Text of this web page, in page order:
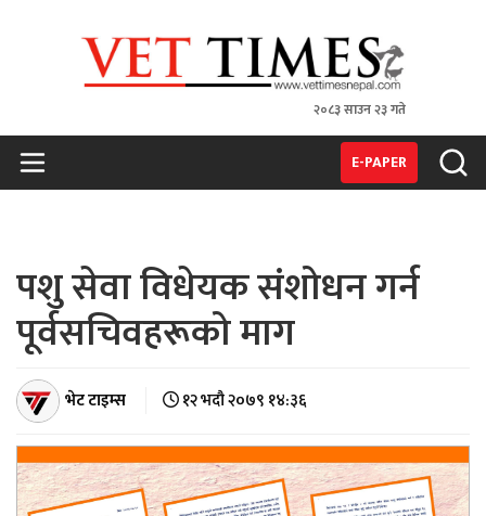
२०८३ साउन २३ गते
E-PAPER
पशु सेवा विधेयक संशोधन गर्न
पूर्वसचिवहरूको माग
भेट टाइम्स १२ भदौ २०७९ १४:३६